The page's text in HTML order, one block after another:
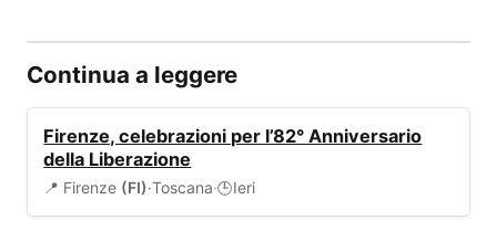
Continua a leggere
Firenze, celebrazioni per l’82° Anniversario
della Liberazione
📍 Firenze (FI)·Toscana·🕒Ieri